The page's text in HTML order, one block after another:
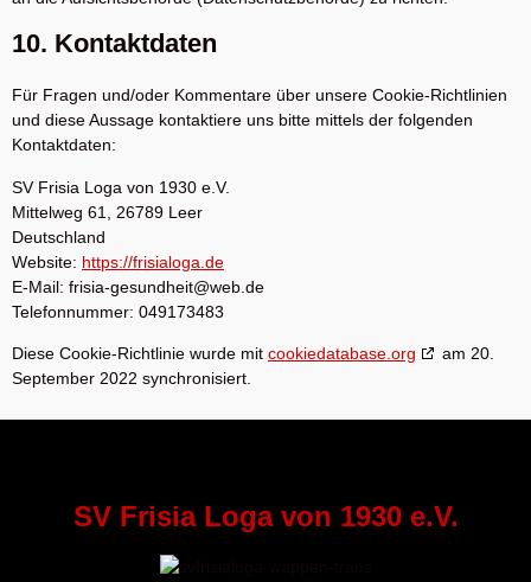
10. Kontaktdaten
Für Fragen und/oder Kommentare über unsere Cookie-Richtlinien
und diese Aussage kontaktiere uns bitte mittels der folgenden
Kontaktdaten:
SV Frisia Loga von 1930 e.V.
Mittelweg 61, 26789 Leer
Deutschland
Website: https://frisialoga.de
E-Mail: frisia-gesundheit@web.de
Telefonnummer: 049173483
Diese Cookie-Richtlinie wurde mit cookiedatabase.org
am 20.
September 2022 synchronisiert.
SV Frisia Loga von 1930 e.V.